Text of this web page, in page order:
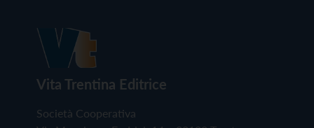
Vita Trentina Editrice
Società Cooperativa